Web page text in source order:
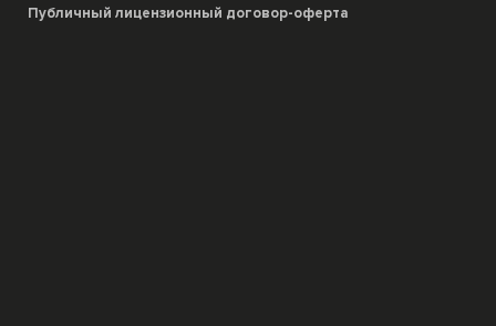
Публичный лицензионный договор-оферта